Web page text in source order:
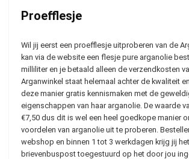
Proefflesje
Wil jij eerst een proefflesje uitproberen van de
kan via de website een flesje pure arganolie
milliliter en je betaald alleen de verzendkosten
Arganwinkel staat helemaal achter de kwaliteit
deze manier gratis kennismaken met de
eigenschappen van haar arganolie. De waarde
€7,50 dus dit is wel een heel goedkope manier
voordelen van arganolie uit te proberen.
webshop en binnen 1 tot 3 werkdagen krijg jij
brievenbuspost toegestuurd op het door jou